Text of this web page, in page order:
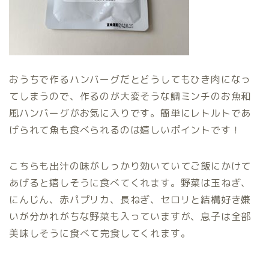
おうちで作るハンバーグだとどうしてもひき肉になっ
てしまうので、作るのが大変そうな鯛ミンチのお魚和
風ハンバーグがお気に入りです。簡単にレトルトであ
げられて魚も食べられるのは嬉しいポイントです！
こちらも出汁の味がしっかり効いていてご飯にかけて
あげると嬉しそうに食べてくれます。野菜は玉ねぎ、
にんじん、赤パプリカ、長ねぎ、セロリと結構好き嫌
いが分かれがちな野菜も入っていますが、息子は全部
美味しそうに食べて完食してくれます。